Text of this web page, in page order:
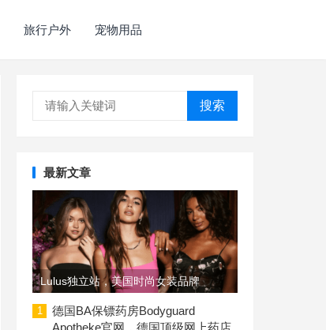
旅行户外 宠物用品
搜索
最新文章
Lulus独立站，美国时尚女装品牌
1
德国BA保镖药房Bodyguard
Apotheke官网，德国顶级网上药店